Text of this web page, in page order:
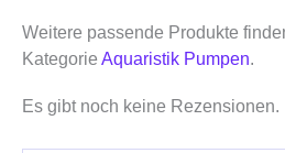
Weitere passende Produkte
Kategorie Aquaristik Pumpen.
Es gibt noch keine Rezensionen.